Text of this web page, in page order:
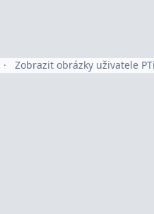
Zobrazit obrázky uživatele